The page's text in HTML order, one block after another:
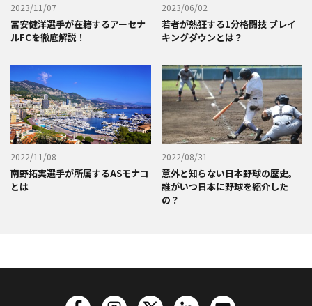
2023/11/07
冨安健洋選手が在籍するアーセナ
ルFCを徹底解説！
2023/06/02
若者が熱狂する1分格闘技 ブレイ
キングダウンとは？
2022/11/08
南野拓実選手が所属するASモナコ
とは
2022/08/31
意外と知らない日本野球の歴史。
誰がいつ日本に野球を紹介した
の？